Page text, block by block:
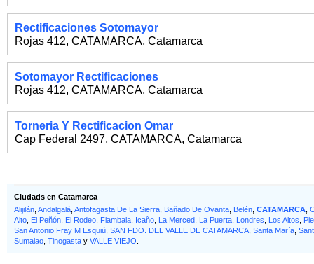
Rectificaciones Sotomayor
Rojas 412, CATAMARCA, Catamarca
Sotomayor Rectificaciones
Rojas 412, CATAMARCA, Catamarca
Torneria Y Rectificacion Omar
Cap Federal 2497, CATAMARCA, Catamarca
Ciudads en Catamarca
Alijilán Andalgalá Antofagasta De La Sierra Bañado De Ovanta Belén CATAMARCA
Alto El Peñón El Rodeo Fiambala Icaño La Merced La Puerta Londres Los Altos
San Antonio Fray M Esquiú SAN FDO. DEL VALLE DE CATAMARCA Santa María
Sumalao Tinogasta y VALLE VIEJO